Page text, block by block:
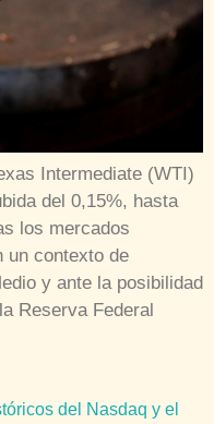
Intermediate (WTI)
del 0,15%, hasta
los mercados
un contexto de
y ante la posibilidad
Reserva Federal
del Nasdaq y el